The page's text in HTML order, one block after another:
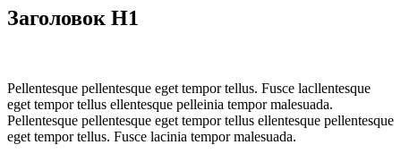
Заголовок H1
Pellentesque pellentesque eget tempor tellus. Fusce lacllentesque
eget tempor tellus ellentesque pelleinia tempor malesuada.
Pellentesque pellentesque eget tempor tellus ellentesque pellentesque
eget tempor tellus. Fusce lacinia tempor malesuada.